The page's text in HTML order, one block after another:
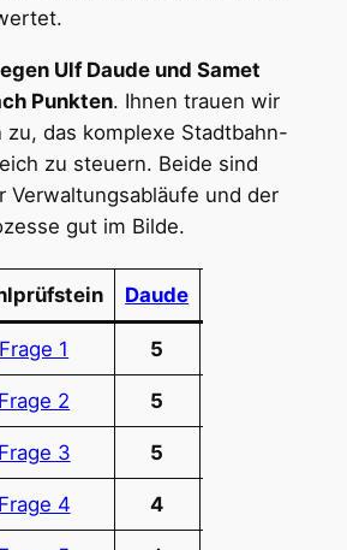
Ulf Daude und Samet
Punkten. Ihnen trauen wir
zu, das komplexe Stadtbahn-
zu steuern. Beide sind
Verwaltungsabläufe und der
gut im Bilde.
Daude
Frage 1 5
Frage 2 5
Frage 3 5
Frage 4 4